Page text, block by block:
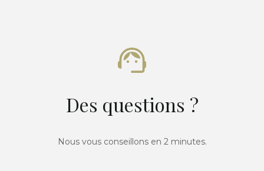
Des questions ?
Nous vous conseillons en 2 minutes.